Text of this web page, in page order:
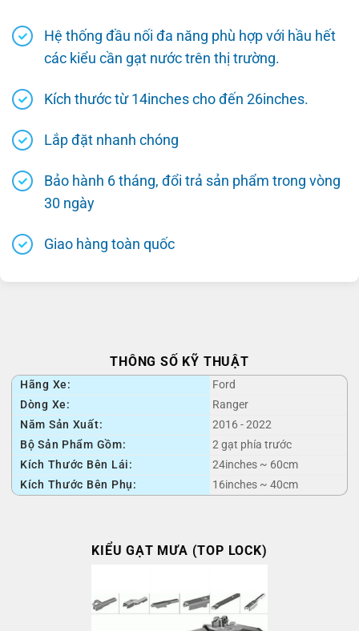
Hệ thống đầu nối đa năng phù hợp với hầu hết
các kiểu cần gạt nước trên thị trường.
Kích thước từ 14inches cho đến 26inches.
Lắp đặt nhanh chóng
Bảo hành 6 tháng, đổi trả sản phẩm trong vòng
30 ngày
Giao hàng toàn quốc
THÔNG SỐ KỸ THUẬT
Hãng Xe:
Ford
Dòng Xe:
Ranger
Năm Sản Xuất:
2016 - 2022
Bộ Sản Phẩm Gồm:
2 gạt phía trước
Kích Thước Bên Lái:
24inches ~ 60cm
Kích Thước Bên Phụ:
16inches ~ 40cm
KIỂU GẠT MƯA (TOP LOCK)